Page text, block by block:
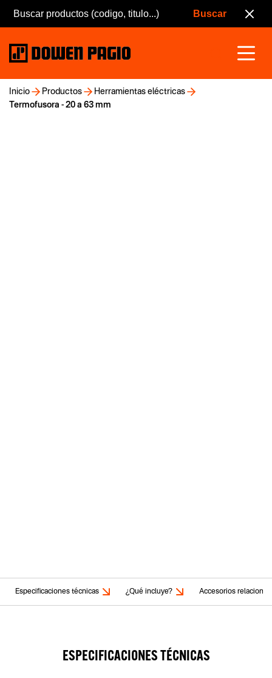
Inicio Productos
Herramientas eléctricas
Termofusora - 20 a 63 mm
Especificaciones técnicas ¿Qué incluye? Accesorios
ESPECIFICACIONES TÉCNICAS